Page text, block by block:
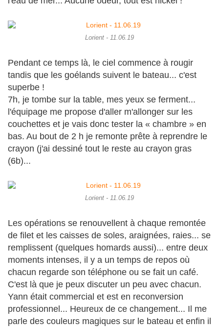
Lorient - 11.06.19
Pendant ce temps là, le ciel commence à rougir
tandis que les goélands suivent le bateau... c'est
superbe !
7h, je tombe sur la table, mes yeux se ferment...
l'équipage me propose d'aller m'allonger sur les
couchettes et je vais donc tester la « chambre » en
bas. Au bout de 2 h je remonte prête à reprendre le
crayon (j'ai dessiné tout le reste au crayon gras
(6b)...
Lorient - 11.06.19
Les opérations se renouvellent à chaque remontée
de filet et les caisses de soles, araignées, raies... se
remplissent (quelques homards aussi)... entre deux
moments intenses, il y a un temps de repos où
chacun regarde son téléphone ou se fait un café.
C'est là que je peux discuter un peu avec chacun.
Yann était commercial et est en reconversion
professionnel... Heureux de ce changement... Il me
parle des couleurs magiques sur le bateau et enfin il